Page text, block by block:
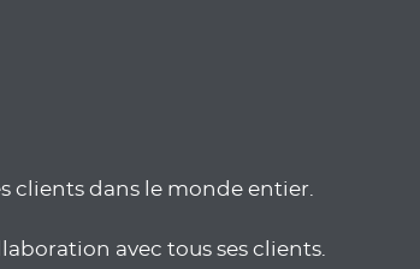
clients dans le monde entier.
avec tous ses clients.